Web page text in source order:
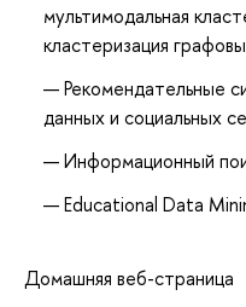
мультимодальная
кластеризация
Рекомендательные
данных и социальных
Информационный
Educational Data
Домашняя веб-страница